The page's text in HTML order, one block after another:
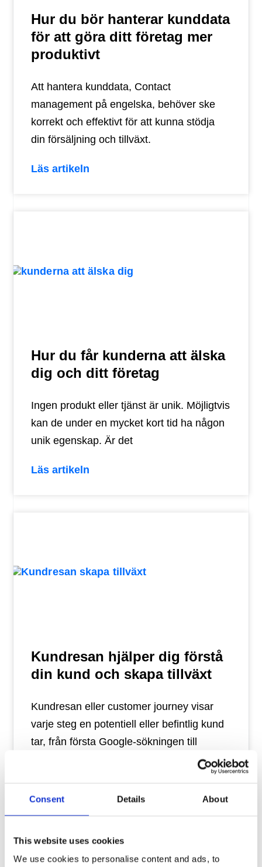
Consent Details About
This website uses cookies
We use cookies to personalise content and ads, to
Hur du bör hanterar kunddata
för att göra ditt företag mer
produktivt
Att hantera kunddata, Contact
management på engelska, behöver ske
korrekt och effektivt för att kunna stödja
din försäljning och tillväxt.
Läs artikeln
Hur du får kunderna att älska
dig och ditt företag
Ingen produkt eller tjänst är unik. Möjligtvis
kan de under en mycket kort tid ha någon
unik egenskap. Är det
Läs artikeln
Kundresan hjälper dig förstå
din kund och skapa tillväxt
Kundresan eller customer journey visar
varje steg en potentiell eller befintlig kund
tar, från första Google-sökningen till